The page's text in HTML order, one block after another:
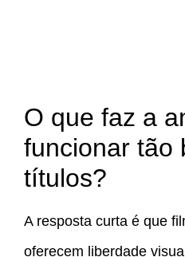
O que faz a
funcionar tão
títulos?
A resposta curta é que
oferecem liberdade